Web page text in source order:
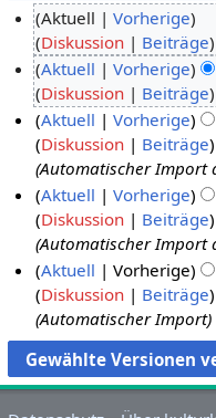
0
M
2
6
Aktuell Vorherige
Diskussion
Beiträge
K
e
i
n
e
B
e
a
r
b
e
i
t
u
Aktuell Vorherige
Diskussion
Beiträge
K
e
i
n
e
B
e
a
r
b
e
i
N
e
r
Aktuell Vorherige
Diskussion
Beiträge
Automatischer Import
N
e
m
Aktuell Vorherige
Diskussion
Beiträge
Automatischer Import
M
a
Aktuell Vorherige
Diskussion
Beiträge
Automatischer Import